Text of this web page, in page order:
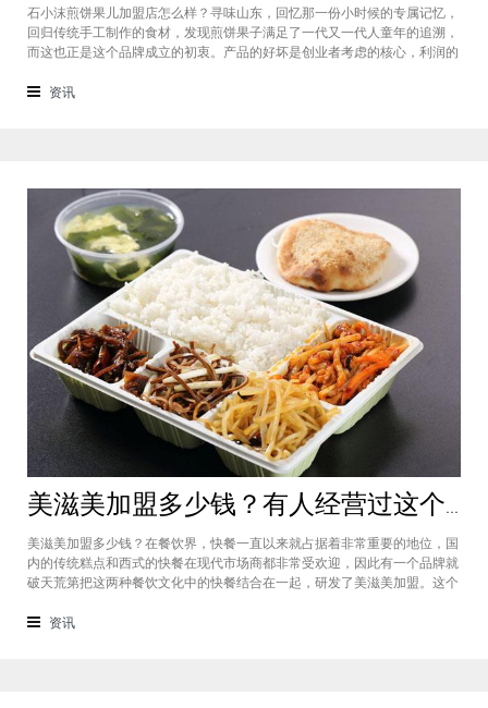
石小沫煎饼果儿加盟店怎么样？寻味山东，回忆那一份小时候的专属记忆，
回归传统手工制作的食材，发现煎饼果子满足了一代又一代人童年的追溯，
而这也正是这个品牌成立的初衷。产品的好坏是创业者考虑的核心，利润的
儿加盟怎么样？适不适合加盟？能赚钱吗？下面小编将为大家解答这些问
资讯
美滋美加盟多少钱？有人经营过这个快餐品牌吗
美滋美加盟多少钱？在餐饮界，快餐一直以来就占据着非常重要的地位，国
内的传统糕点和西式的快餐在现代市场商都非常受欢迎，因此有一个品牌就
破天荒第把这两种餐饮文化中的快餐结合在一起，研发了美滋美加盟。这个
吗，加盟费是多少？美滋美加盟多少钱？这个品牌是进来十分火爆的一个餐
资讯